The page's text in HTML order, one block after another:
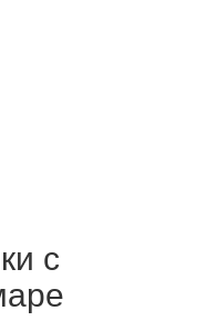
с